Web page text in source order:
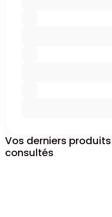
Vos derniers produits
consultés